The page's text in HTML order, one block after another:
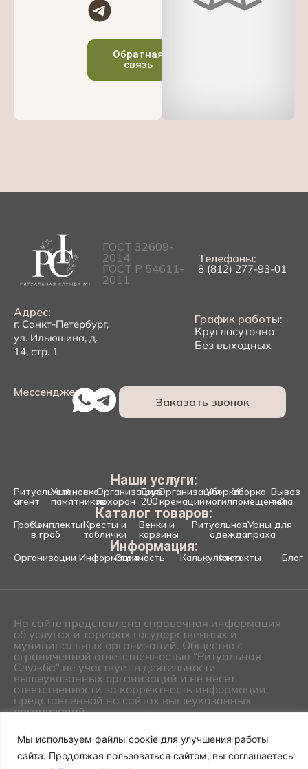
Мы используем файлы cookie для улучшения работы
сайта. Продолжая пользоваться сайтом, вы соглашаетесь
Обратная
связь
ГОСТ 32609-
2014
ГОСТ Р 54611-
2011
Телефоны:
8 (812) 277-93-01
Адрес:
г. Санкт-Петербург,
ул. Ильюшина, д.
14, стр. 1
График работы:
Круглосуточно
Без выходных
Мессенджеры:
Заказать звонок
Наши услуги:
Ритуальный
агент
Установка
памятников
Организация
похорон
Груз
200
Организация
кремации
Уборка
могил
Уборка
помещений
Вывоз
тела
Каталог товаров:
ГробыКомплекты
в гроб
Кресты и
таблички
Венки и
корзины
Ритуальная
одежда
Урны для
праха
Информация:
Организации ИнформацияСтоимость Калькулятор
Контакты Блог
На сайте представлена справочная информация
об услугах и тарифах государственных и
муниципальных организаций. Общество с
ограниченной ответственностью "Ритуальная
Служба" не участвует в деятельности
вышеуказанных организаций и не несет
ответственности за корректность информации,
представленной на сайтах вышеуказанных
организаций.
служба". Все права защищены!